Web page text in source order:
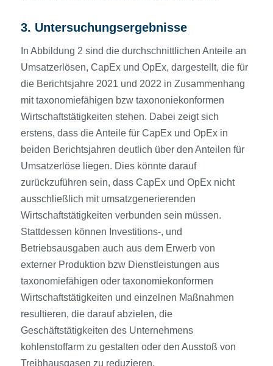
3. Untersuchungsergebnisse
In Abbildung 2 sind die durchschnittlichen Anteile an
Umsatzerlösen, CapEx und OpEx, dargestellt, die für
die Berichtsjahre 2021 und 2022 in Zusammenhang
mit taxonomiefähigen bzw taxononiekonformen
Wirtschaftstätigkeiten stehen. Dabei zeigt sich
erstens, dass die Anteile für CapEx und OpEx in
beiden Berichtsjahren deutlich über den Anteilen für
Umsatzerlöse liegen. Dies könnte darauf
zurückzuführen sein, dass CapEx und OpEx nicht
ausschließlich mit umsatzgenerierenden
Wirtschaftstätigkeiten verbunden sein müssen.
Stattdessen können Investitions-, und
Betriebsausgaben auch aus dem Erwerb von
externer Produktion bzw Dienstleistungen aus
taxonomiefähigen oder taxonomiekonformen
Wirtschaftstätigkeiten und einzelnen Maßnahmen
resultieren, die darauf abzielen, die
Geschäftstätigkeiten des Unternehmens
kohlenstoffarm zu gestalten oder den Ausstoß von
Treibhausgasen zu reduzieren.